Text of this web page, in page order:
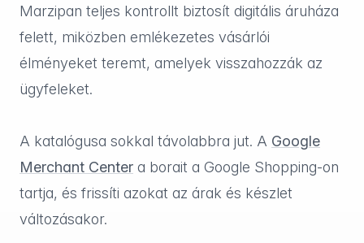
Marzipan teljes kontrollt biztosít digitális áruháza
felett, miközben emlékezetes vásárlói
élményeket teremt, amelyek visszahozzák az
ügyfeleket.
A katalógusa sokkal távolabbra jut. A Google
Merchant Center a borait a Google Shopping-on
tartja, és frissíti azokat az árak és készlet
változásakor.